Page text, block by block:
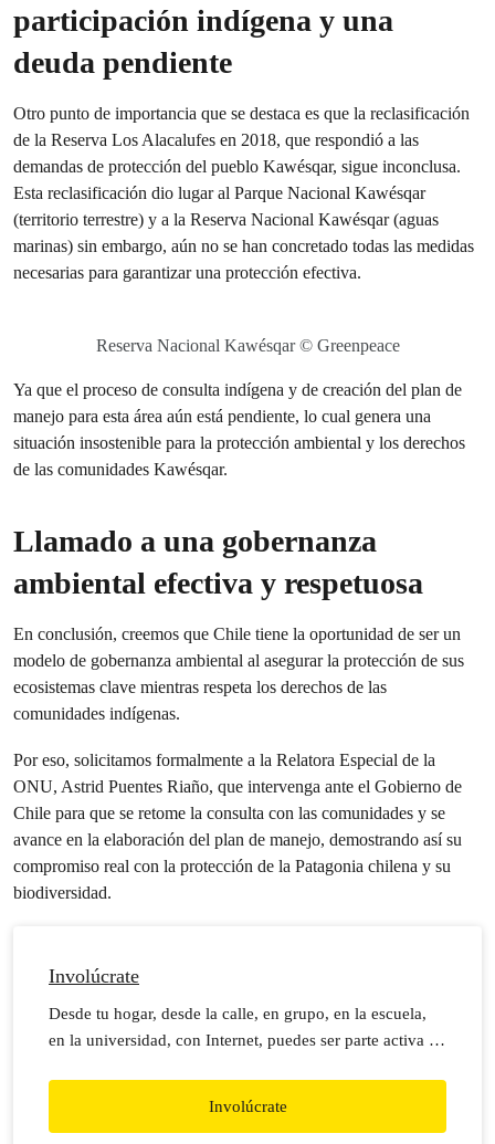
participación indígena y una
deuda pendiente
Otro punto de importancia que se destaca es que la reclasificación
de la Reserva Los Alacalufes en 2018, que respondió a las
demandas de protección del pueblo Kawésqar, sigue inconclusa.
Esta reclasificación dio lugar al Parque Nacional Kawésqar
(territorio terrestre) y a la Reserva Nacional Kawésqar (aguas
marinas) sin embargo, aún no se han concretado todas las medidas
necesarias para garantizar una protección efectiva.
Reserva Nacional Kawésqar © Greenpeace
Ya que el proceso de consulta indígena y de creación del plan de
manejo para esta área aún está pendiente, lo cual genera una
situación insostenible para la protección ambiental y los derechos
de las comunidades Kawésqar.
Llamado a una gobernanza
ambiental efectiva y respetuosa
En conclusión, creemos que Chile tiene la oportunidad de ser un
modelo de gobernanza ambiental al asegurar la protección de sus
ecosistemas clave mientras respeta los derechos de las
comunidades indígenas.
Por eso, solicitamos formalmente a la Relatora Especial de la
ONU, Astrid Puentes Riaño, que intervenga ante el Gobierno de
Chile para que se retome la consulta con las comunidades y se
avance en la elaboración del plan de manejo, demostrando así su
compromiso real con la protección de la Patagonia chilena y su
biodiversidad.
Involúcrate
Desde tu hogar, desde la calle, en grupo, en la escuela,
en la universidad, con Internet, puedes ser parte activa de
Involúcrate